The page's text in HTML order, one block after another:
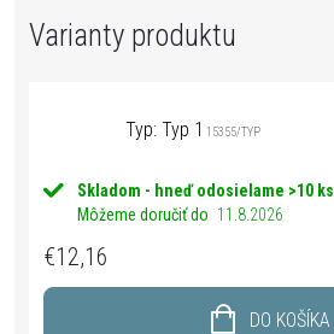
Typ: Typ 1 15355/TYP
Skladom - hneď odosielame >10 ks
Môžeme doručiť do 11.8.2026
€12,16
DO KOŠÍKA